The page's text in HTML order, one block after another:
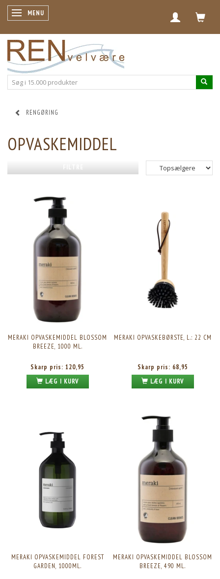
SKIFTE NAVIGATION
MENU
RENGØRING
OPVASKEMIDDEL
FILTRE
MERAKI OPVASKEMIDDEL BLOSSOM
BREEZE, 1000 ML.
Skarp pris: 120,95
LÆG I KURV
MERAKI OPVASKEBØRSTE, L.: 22 CM
Skarp pris: 68,95
LÆG I KURV
MERAKI OPVASKEMIDDEL FOREST
GARDEN, 1000ML.
MERAKI OPVASKEMIDDEL BLOSSOM
BREEZE, 490 ML.